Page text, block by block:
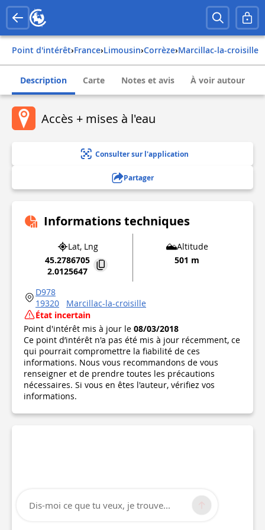
Point d'intérêt› france› limousin› corrèze› marcillac-la-croisille
Description Carte Notes et avis À voir autour
Accès + mises à l'eau
Consulter sur l'application
Partager
Informations techniques
Lat, Lng
45.2786705
2.0125647
Altitude
501 m
D978
19320
Marcillac-la-croisille
État incertain
Point d'intérêt mis à jour le 08/03/2018
Ce point d’intérêt n'a pas été mis à jour récemment, ce
qui pourrait compromettre la fiabilité de ces
informations. Nous vous recommandons de vous
renseigner et de prendre toutes les précautions
nécessaires. Si vous en êtes l'auteur, vérifiez vos
informations.
Dis-moi ce que tu veux, je trouve...